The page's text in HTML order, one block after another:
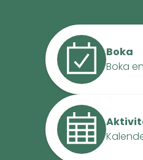
Boka
Boka